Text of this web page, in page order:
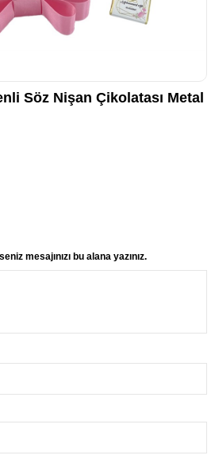
Söz Nişan Çikolatası Metal
mesajınızı bu alana yazınız.